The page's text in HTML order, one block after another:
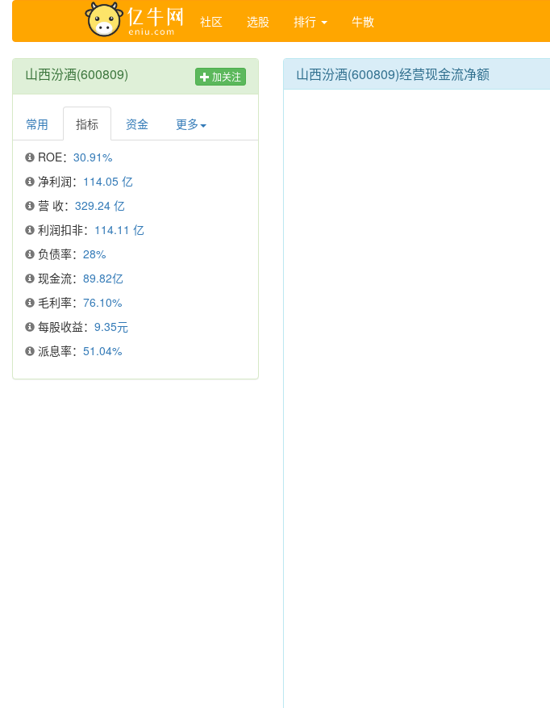
社区 选股 排行 牛散
山西汾酒(600809) 加关注
常用 指标 资金 更多
ROE： 30.91%
净利润： 114.05 亿
营 收： 329.24 亿
利润扣非： 114.11 亿
负债率： 28%
现金流： 89.82亿
毛利率： 76.10%
每股收益： 9.35元
派息率： 51.04%
山西汾酒(600809)经营现金流净额